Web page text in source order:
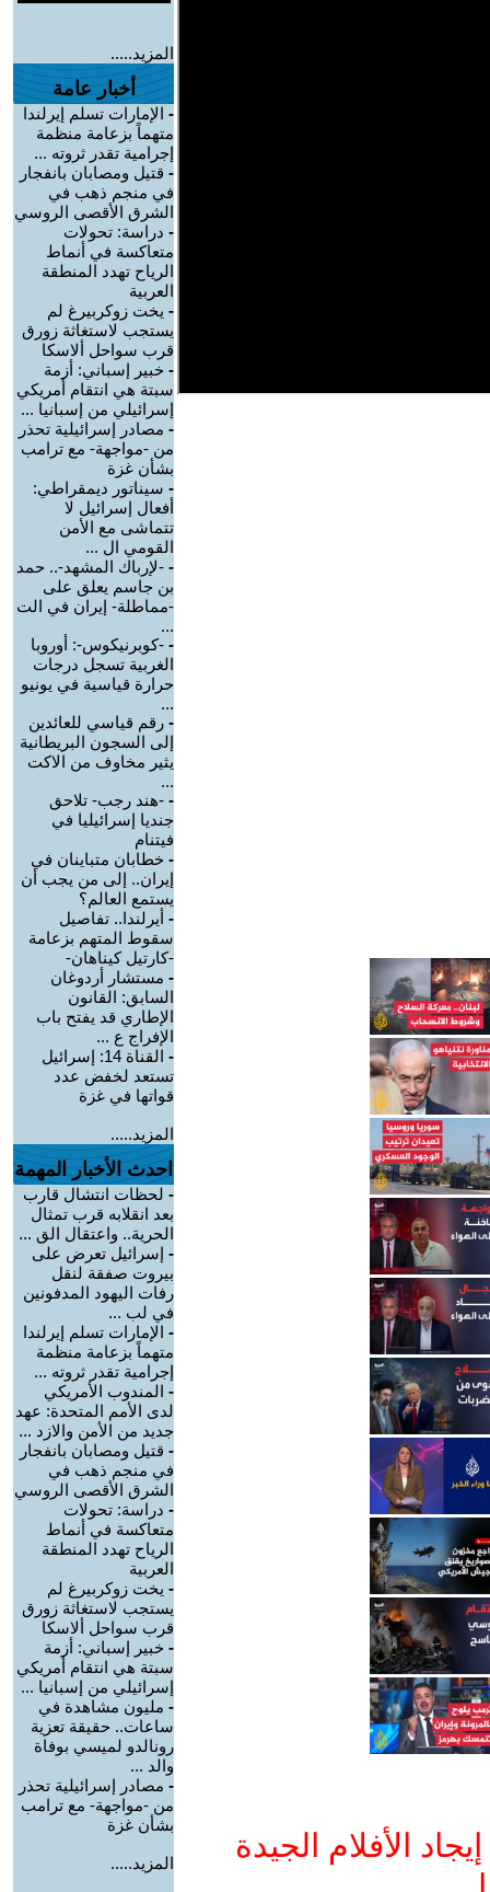
الأفلام الجيدة
المزيد.....
أخبار عامة
- الإمارات تسلم إيرلندا
متهماً بزعامة منظمة
إجرامية تقدر ثروته ...
- قتيل ومصابان بانفجار
في منجم ذهب في
الشرق الأقصى الروسي
- دراسة: تحولات
متعاكسة في أنماط
الرياح تهدد المنطقة
العربية
- يخت زوكربيرغ لم
يستجب لاستغاثة زورق
قرب سواحل ألاسكا
- خبير إسباني: أزمة
سبتة هي انتقام أمريكي
إسرائيلي من إسبانيا ...
- مصادر إسرائيلية تحذر
من -مواجهة- مع ترامب
بشأن غزة
- سيناتور ديمقراطي:
أفعال إسرائيل لا
تتماشى مع الأمن
القومي ال ...
- -لإرباك المشهد-.. حمد
بن جاسم يعلق على
-مماطلة- إيران في الت
...
- -كوبرنيكوس-: أوروبا
الغربية تسجل درجات
حرارة قياسية في يونيو
...
- رقم قياسي للعائدين
إلى السجون البريطانية
يثير مخاوف من الاكت
...
- -هند رجب- تلاحق
جنديا إسرائيليا في
فيتنام
- خطابان متباينان في
إيران.. إلى من يجب أن
يستمع العالم؟
- أيرلندا.. تفاصيل
سقوط المتهم بزعامة
-كارتيل كيناهان-
- مستشار أردوغان
السابق: القانون
الإطاري قد يفتح باب
الإفراج ع ...
-
القناة 14: إسرائيل
تستعد لخفض عدد
قواتها في غزة
المزيد.....
احدث الأخبار المهمة
- لحظات انتشال قارب
بعد انقلابه قرب تمثال
الحرية.. واعتقال الق ...
- إسرائيل تعرض على
بيروت صفقة لنقل
رفات اليهود المدفونين
في لب ...
- الإمارات تسلم إيرلندا
متهماً بزعامة منظمة
إجرامية تقدر ثروته ...
- المندوب الأمريكي
لدى الأمم المتحدة: عهد
جديد من الأمن والازد ...
- قتيل ومصابان بانفجار
في منجم ذهب في
الشرق الأقصى الروسي
- دراسة: تحولات
متعاكسة في أنماط
الرياح تهدد المنطقة
العربية
- يخت زوكربيرغ لم
يستجب لاستغاثة زورق
قرب سواحل ألاسكا
- خبير إسباني: أزمة
سبتة هي انتقام أمريكي
إسرائيلي من إسبانيا ...
- مليون مشاهدة في
ساعات.. حقيقة تعزية
رونالدو لميسي بوفاة
والد ...
- مصادر إسرائيلية تحذر
من -مواجهة- مع ترامب
بشأن غزة
المزيد.....